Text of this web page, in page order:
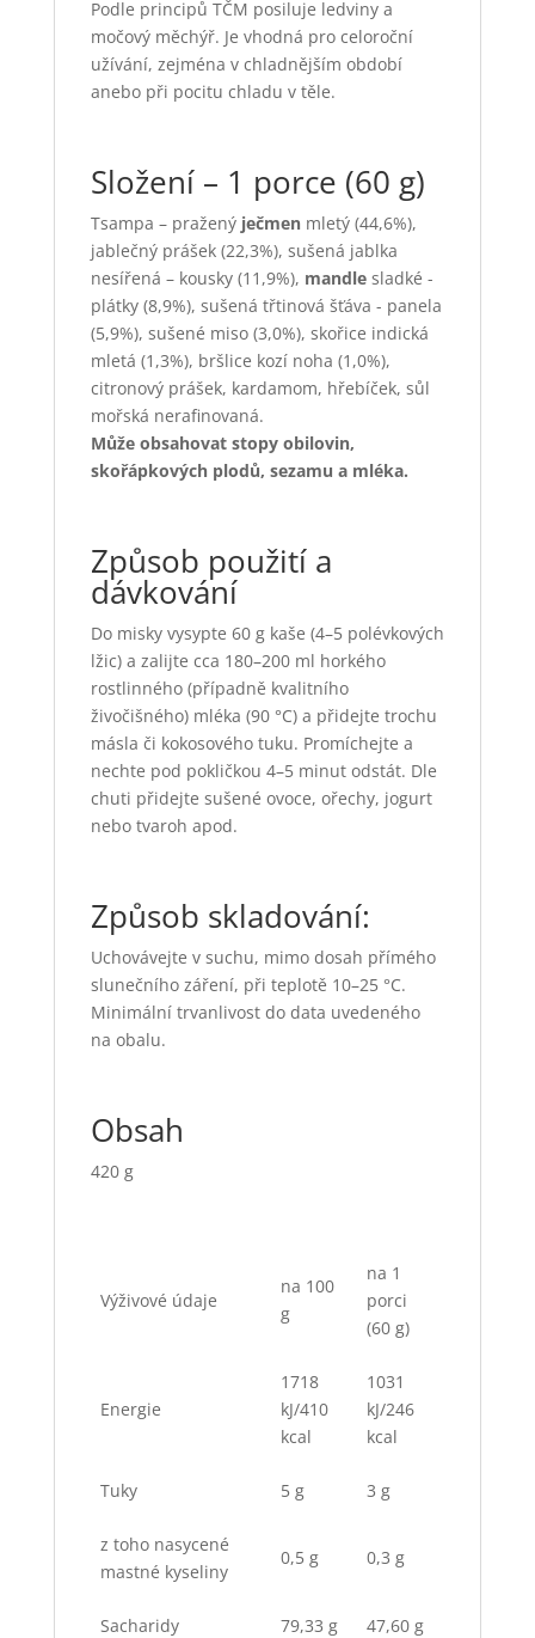
Podle principů TČM posiluje ledviny a
močový měchýř. Je vhodná pro celoroční
užívání, zejména v chladnějším období
anebo při pocitu chladu v těle.
Složení – 1 porce (60 g)
Tsampa – pražený ječmenmletý (44,6%),
jablečný prášek (22,3%), sušená jablka
nesířená – kousky (11,9%), mandlesladké -
plátky (8,9%), sušená třtinová šťáva - panela
(5,9%), sušené miso (3,0%), skořice indická
mletá (1,3%), bršlice kozí noha (1,0%),
citronový prášek, kardamom, hřebíček, sůl
mořská nerafinovaná.
Může obsahovat stopy obilovin,
skořápkových plodů, sezamu a mléka.
Způsob použití a
dávkování
Do misky vysypte 60 g kaše (4–5 polévkových
lžic) a zalijte cca 180–200 ml horkého
rostlinného (případně kvalitního
živočišného) mléka (90 °C) a přidejte trochu
másla či kokosového tuku. Promíchejte a
nechte pod pokličkou 4–5 minut odstát. Dle
chuti přidejte sušené ovoce, ořechy, jogurt
nebo tvaroh apod.
Způsob skladování:
Uchovávejte v suchu, mimo dosah přímého
slunečního záření, při teplotě 10–25 °C.
Minimální trvanlivost do data uvedeného
na obalu.
Obsah
420 g
Výživové údaje
na 100
g
na 1
porci
(60 g)
Energie
1718
kJ/410
kcal
1031
kJ/246
kcal
Tuky 5 g 3 g
z toho nasycené
mastné kyseliny
0,5 g 0,3 g
Sacharidy 79,33 g 47,60 g